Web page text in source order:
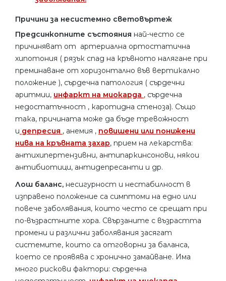
Причини за несистемно световъртеж
Предсинкопните състояния най-често се
причиняват от артериална ортостатична
хипотония ( рязък спад на кръвното налягане при
преминаване от хоризонтално във вертикално
положение ), сърдечна патология ( сърдечни
аритмии, инфаркт на миокарда , сърдечна
недостатъчност , каротидна стеноза). Също
така, причината може да бъде тревожност
и депресия , анемия , повишени или понижени
нива на кръвната захар, прием на лекарства:
антихипертензивни, антипаркинсонови, някои
антибиотици, антидепресанти и др.
Лош баланс, несигурност и нестабилност в
изправено положение са симптоми на едно или
повече заболявания, които често се срещат при
по-възрастните хора. Свързаните с възрастта
промени и различни заболявания засягат
системите, които са отговорни за баланса,
което се проявява с хронично замайване. Има
много рискови фактори: сърдечна